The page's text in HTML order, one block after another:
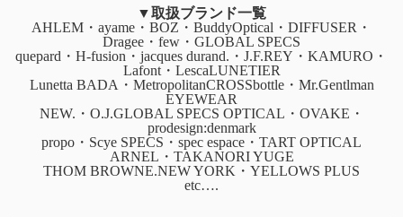
▼取扱ブランド一覧
AHLEM・ayame・BOZ・BuddyOptical・DIFFUSER・
Dragee・few・GLOBAL SPECS
quepard・H-fusion・jacques durand.・J.F.REY・KAMURO・
Lafont・LescaLUNETIER
Lunetta BADA・MetropolitanCROSSbottle・Mr.Gentlman
EYEWEAR
NEW.・O.J.GLOBAL SPECS OPTICAL・OVAKE・
prodesign:denmark
propo・Scye SPECS・spec espace・TART OPTICAL
ARNEL・TAKANORI YUGE
THOM BROWNE.NEW YORK・YELLOWS PLUS
etc….